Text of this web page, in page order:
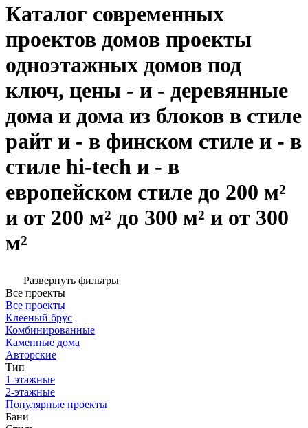
Каталог современных
проектов домов проекты
одноэтажных домов под
ключ, цены - и - деревянные
дома и дома из блоков в стиле
райт и - в финском стиле и - в
стиле hi-tech и - в
европейском стиле до 200 м²
и от 200 м² до 300 м² и от 300
м²
Развернуть фильтры
Все проекты
Все проекты
Клееный брус
Комбинированные
Каменные дома
Авторские
Тип
1-этажные
2-этажные
Популярные проекты
Бани